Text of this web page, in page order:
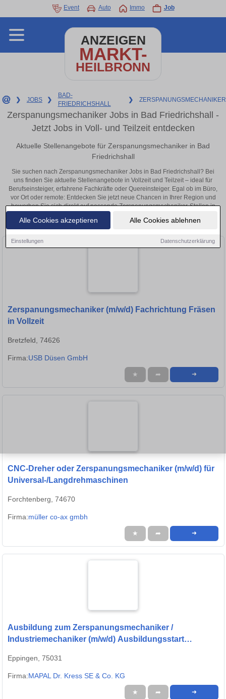
Alle Cookies akzeptieren Alle Cookies ablehnen
Einstellungen Datenschutzerklärung
Event Auto Immo Job
ANZEIGEN
MARKT-
HEILBRONN
❯ JOBS ❯
BAD-
FRIEDRICHSHALL
❯ ZERSPANUNGSMECHANIKER
Zerspanungsmechaniker Jobs in Bad Friedrichshall -
Jetzt Jobs in Voll- und Teilzeit entdecken
Aktuelle Stellenangebote für Zerspanungsmechaniker in Bad
Friedrichshall
Sie suchen nach Zerspanungsmechaniker Jobs in Bad Friedrichshall? Bei
uns finden Sie aktuelle Stellenangebote in Vollzeit und Teilzeit – ideal für
Berufseinsteiger, erfahrene Fachkräfte oder Quereinsteiger. Egal ob im Büro,
vor Ort oder remote: Entdecken Sie jetzt neue Chancen in Ihrer Region und
bewerben Sie sich direkt auf passende Zerspanungsmechaniker-Stellen in
Bad Friedrichshall!
Zerspanungsmechaniker (m/w/d) Fachrichtung Fräsen
in Vollzeit
Bretzfeld, 74626
Firma:USB Düsen GmbH
★ ➦ ➜
CNC-Dreher oder Zerspanungsmechaniker (m/w/d) für
Universal-/Langdrehmaschinen
Forchtenberg, 74670
Firma:müller co-ax gmbh
★ ➦ ➜
Ausbildung zum Zerspanungsmechaniker /
Industriemechaniker (m/w/d) Ausbildungsstart
Eppingen, 75031
Firma:MAPAL Dr. Kress SE & Co. KG
★ ➦ ➜